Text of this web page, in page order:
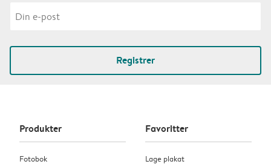
Registrer
Produkter
Fotobok
Favoritter
Lage plakat